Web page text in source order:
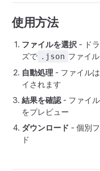
使用方法
ファイルを選択 - ド
ズで .json ファイ
自動処理 - ファイル
イされます
結果を確認- ファイ
をプレビュー
ダウンロード - 個別
ド